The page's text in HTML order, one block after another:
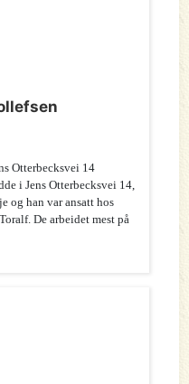
Otterbecksvei 14
i Jens Otterbecksvei 14,
og han var ansatt hos
De arbeidet mest på